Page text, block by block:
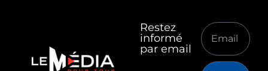
Restez
informé
par email